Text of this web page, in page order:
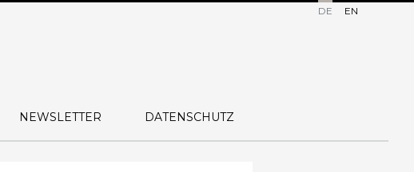
DE EN
NEWSLETTER DATENSCHUTZ